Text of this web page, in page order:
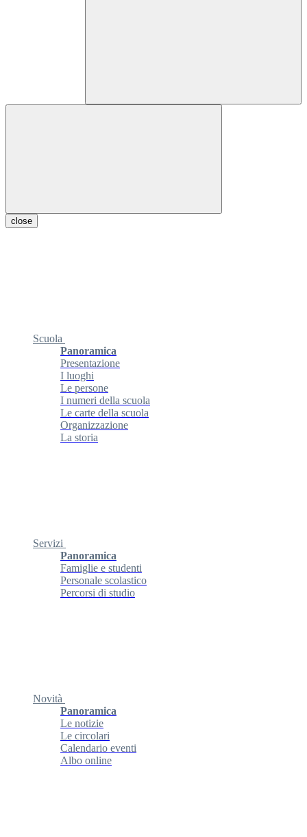
close
Scuola
Panoramica
Presentazione
I luoghi
Le persone
I numeri della scuola
Le carte della scuola
Organizzazione
La storia
Servizi
Panoramica
Famiglie e studenti
Personale scolastico
Percorsi di studio
Novità
Panoramica
Le notizie
Le circolari
Calendario eventi
Albo online